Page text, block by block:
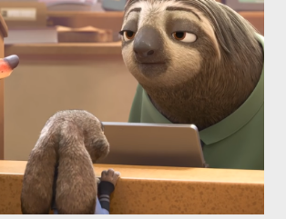
After downloading the game you
the *.iso file is compressed in a *.bz2 file you
it. After that write in the Terminal this,
command in the folder where the iso file is:
-o loop HMM3-Linux.iso /mnt/fakecd ...